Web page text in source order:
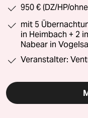
950 € (DZ/HP/
mit 5
in Heimbach + 2
Nabear in
Veranstalter: